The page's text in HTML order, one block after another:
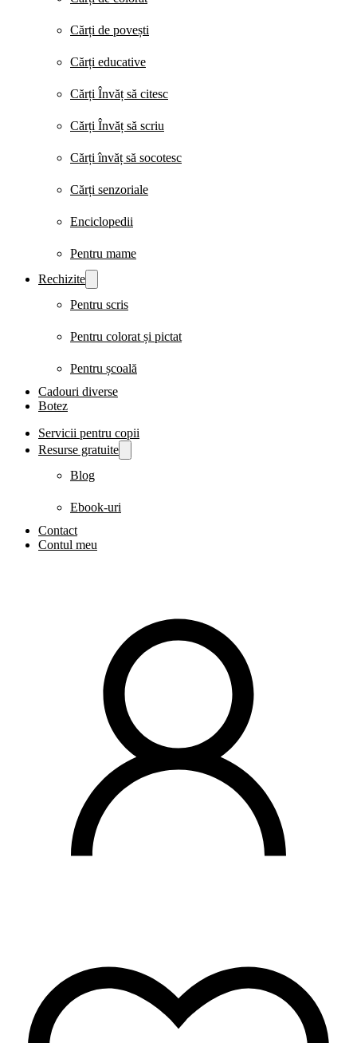
Cărți de povești
Cărți educative
Cărți Învăț să citesc
Cărți Învăț să scriu
Cărți învăț să socotesc
Cărți senzoriale
Enciclopedii
Pentru mame
Rechizite
Pentru scris
Pentru colorat și pictat
Pentru școală
Cadouri diverse
Botez
Servicii pentru copii
Resurse gratuite
Blog
Ebook-uri
Contact
Contul meu